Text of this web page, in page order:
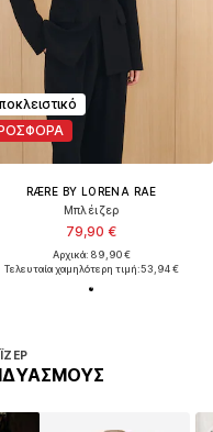
RÆRE BY LORENA RAE
Μπλέιζερ
79,90 €
Αρχικά: 89,90 €
Τελευταία χαμηλότερη τιμή:53,94 €